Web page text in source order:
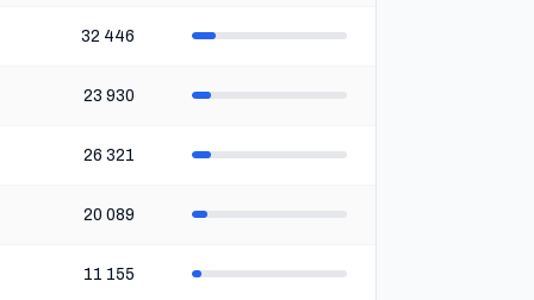
32 446
23 930
26 321
20 089
11 155